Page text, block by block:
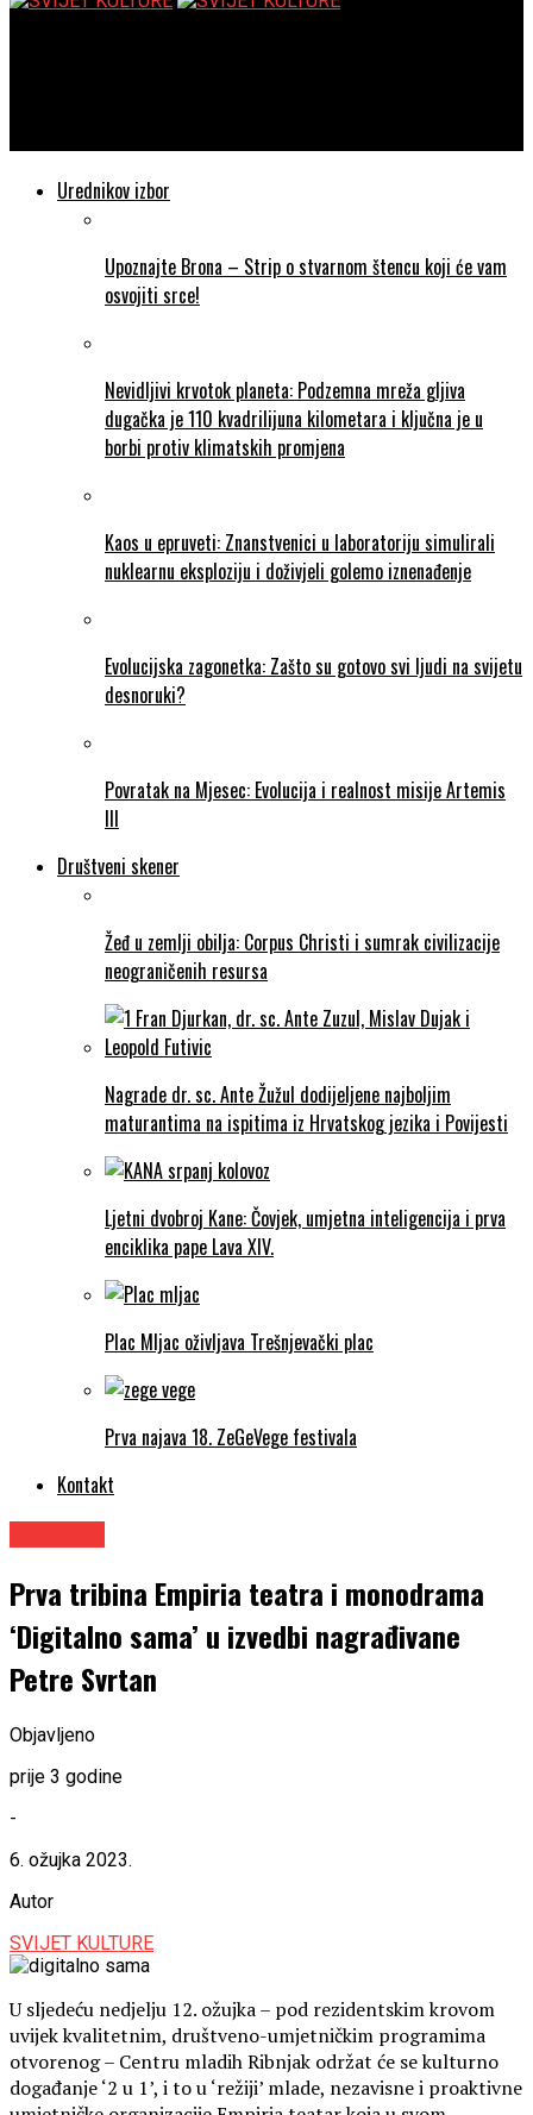
Urednikov izbor
Upoznajte Brona – Strip o stvarnom štencu koji će vam
osvojiti srce!
Nevidljivi krvotok planeta: Podzemna mreža gljiva
dugačka je 110 kvadrilijuna kilometara i ključna je u
borbi protiv klimatskih promjena
Kaos u epruveti: Znanstvenici u laboratoriju simulirali
nuklearnu eksploziju i doživjeli golemo iznenađenje
Evolucijska zagonetka: Zašto su gotovo svi ljudi na svijetu
desnoruki?
Povratak na Mjesec: Evolucija i realnost misije Artemis
III
Društveni skener
Žeđ u zemlji obilja: Corpus Christi i sumrak civilizacije
neograničenih resursa
Nagrade dr. sc. Ante Žužul dodijeljene najboljim
maturantima na ispitima iz Hrvatskog jezika i Povijesti
Ljetni dvobroj Kane: Čovjek, umjetna inteligencija i prva
enciklika pape Lava XIV.
Plac Mljac oživljava Trešnjevački plac
Prva najava 18. ZeGeVege festivala
Kontakt
Prva tribina Empiria teatra i monodrama
‘Digitalno sama’ u izvedbi nagrađivane
Petre Svrtan
Objavljeno
prije 3 godine
-
6. ožujka 2023.
Autor
SVIJET KULTURE
U sljedeću nedjelju 12. ožujka – pod rezidentskim krovom
uvijek kvalitetnim, društveno-umjetničkim programima
otvorenog – Centru mladih Ribnjak održat će se kulturno
događanje ‘2 u 1’, i to u ‘režiji’ mlade, nezavisne i proaktivne